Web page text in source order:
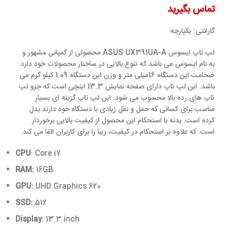
تماس بگیرید
گارانتی: یکپارچه
لپ تاپ ایسوس ASUS UX391UA-A محصولی از کمپانی مشهور و
به نام ایسوس می باشد که تنوع بالایی در ساختار محصولات خود دارد.
ضخامت این دستگاه 16میلی متر و وزن این دستگاه 1.09 کیلو گرم می
باشد. این لپ تاپ دارای صفحه نمایش 13.3 اینچی است که جزو لپ
تاپ های رده بالا محسوب می شود. این لپ تاپ گزینه ای بسیار
مناسب برای کسانی که حمل و نقل زیادی با دستگاه خود دارند بدل
کرده است. بدنه با استحکام این محصول از کیفیت بالایی برخوردار
است. که علاوه بر استحکام در کیفیت، زیبا را برای کاربران القا می کند.
CPU: Core i7
RAM: 16GB
GPU: UHD Graphics 620
SSD: 512
Display: 13.3 inch